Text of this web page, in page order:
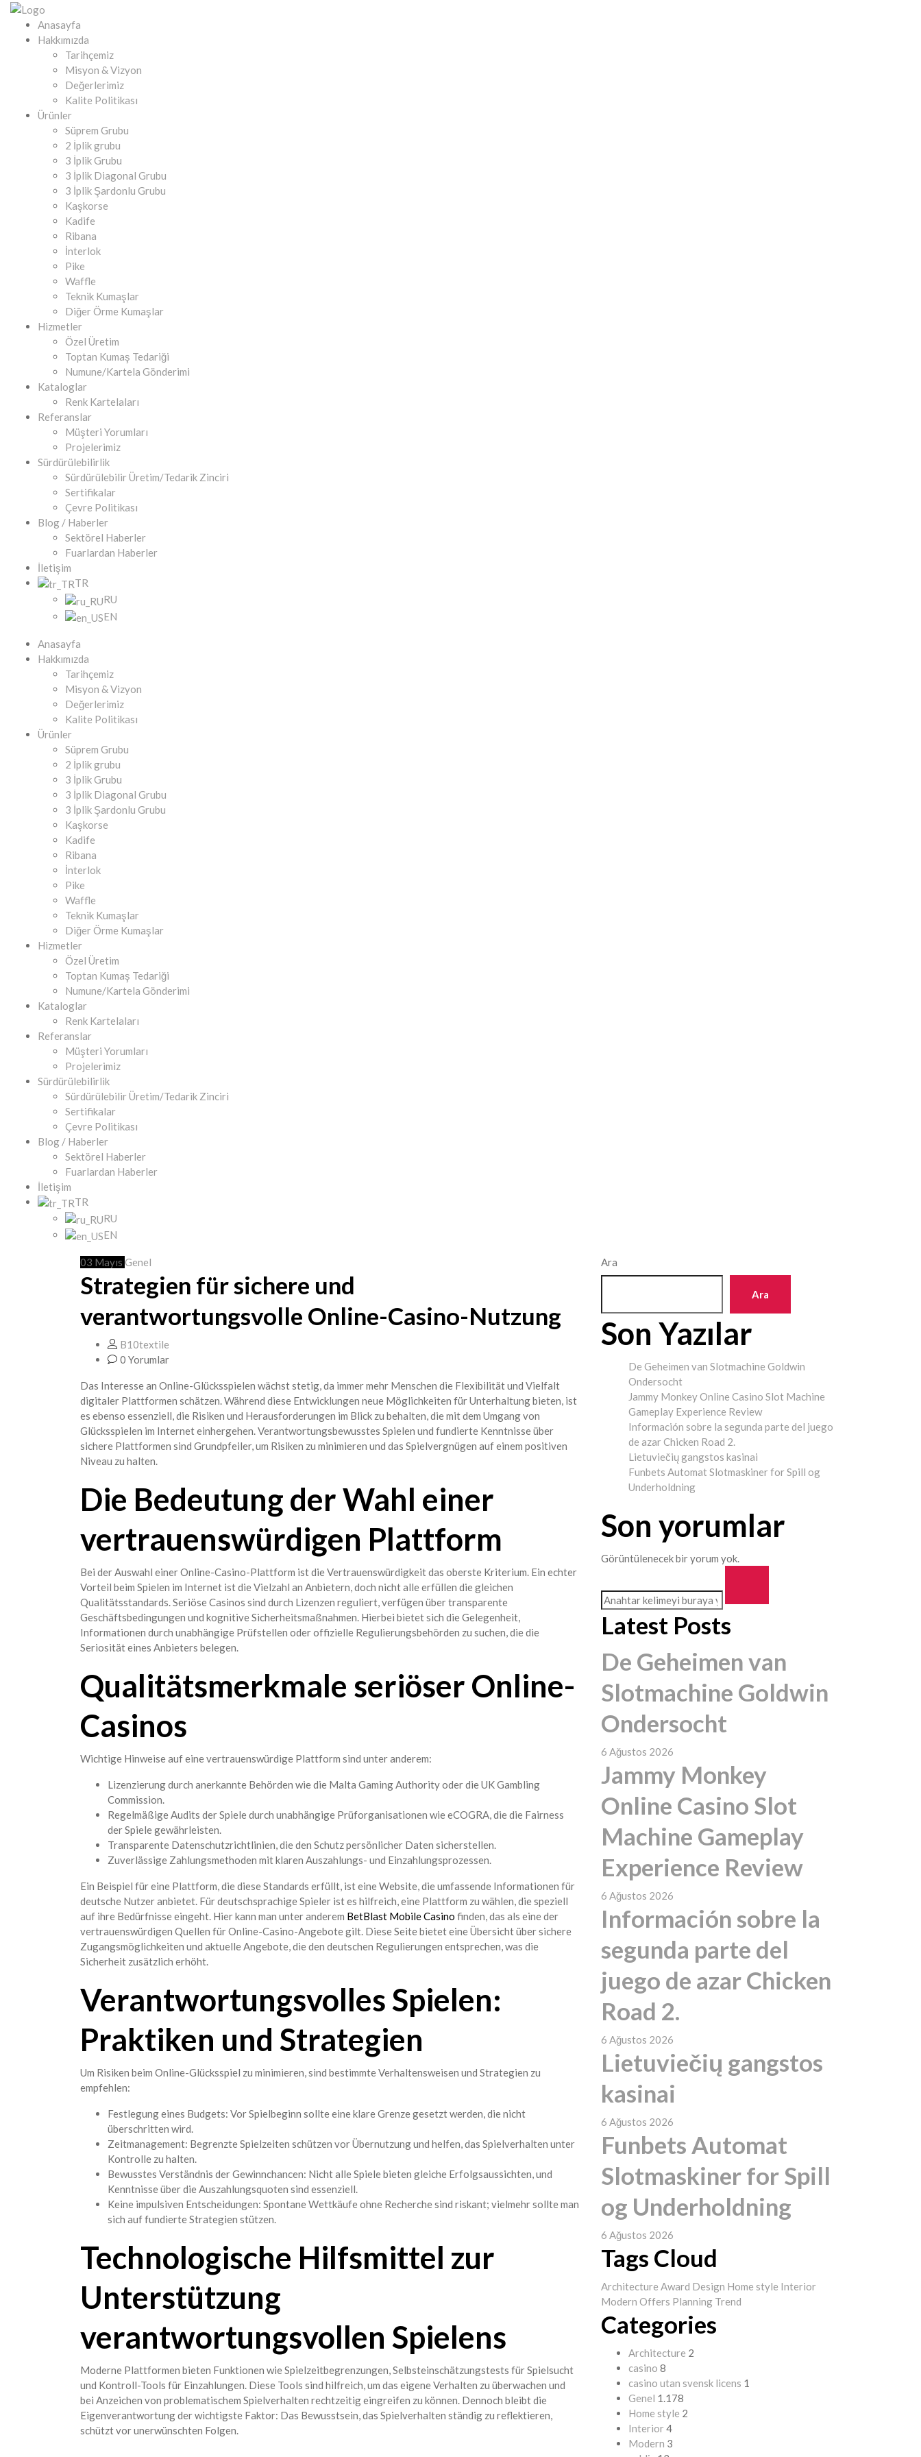
Anasayfa
Hakkımızda
Tarihçemiz
Misyon & Vizyon
Değerlerimiz
Kalite Politikası
Ürünler
Süprem Grubu
2 İplik grubu
3 İplik Grubu
3 İplik Diagonal Grubu
3 İplik Şardonlu Grubu
Kaşkorse
Kadife
Ribana
İnterlok
Pike
Waffle
Teknik Kumaşlar
Diğer Örme Kumaşlar
Hizmetler
Özel Üretim
Toptan Kumaş Tedariği
Numune/Kartela Gönderimi
Kataloglar
Renk Kartelaları
Referanslar
Müşteri Yorumları
Projelerimiz
Sürdürülebilirlik
Sürdürülebilir Üretim/Tedarik Zinciri
Sertifikalar
Çevre Politikası
Blog / Haberler
Sektörel Haberler
Fuarlardan Haberler
İletişim
TR
RU
EN
Anasayfa
Hakkımızda
Tarihçemiz
Misyon & Vizyon
Değerlerimiz
Kalite Politikası
Ürünler
Süprem Grubu
2 İplik grubu
3 İplik Grubu
3 İplik Diagonal Grubu
3 İplik Şardonlu Grubu
Kaşkorse
Kadife
Ribana
İnterlok
Pike
Waffle
Teknik Kumaşlar
Diğer Örme Kumaşlar
Hizmetler
Özel Üretim
Toptan Kumaş Tedariği
Numune/Kartela Gönderimi
Kataloglar
Renk Kartelaları
Referanslar
Müşteri Yorumları
Projelerimiz
Sürdürülebilirlik
Sürdürülebilir Üretim/Tedarik Zinciri
Sertifikalar
Çevre Politikası
Blog / Haberler
Sektörel Haberler
Fuarlardan Haberler
İletişim
TR
RU
EN
03 Mayıs Genel
Strategien für sichere und
verantwortungsvolle Online-Casino-Nutzung
B10textile
0 Yorumlar
Das Interesse an Online-Glücksspielen wächst stetig, da immer mehr Menschen die Flexibilität und Vielfalt
digitaler Plattformen schätzen. Während diese Entwicklungen neue Möglichkeiten für Unterhaltung bieten, ist
es ebenso essenziell, die Risiken und Herausforderungen im Blick zu behalten, die mit dem Umgang von
Glücksspielen im Internet einhergehen. Verantwortungsbewusstes Spielen und fundierte Kenntnisse über
sichere Plattformen sind Grundpfeiler, um Risiken zu minimieren und das Spielvergnügen auf einem positiven
Niveau zu halten.
Die Bedeutung der Wahl einer
vertrauenswürdigen Plattform
Bei der Auswahl einer Online-Casino-Plattform ist die Vertrauenswürdigkeit das oberste Kriterium. Ein echter
Vorteil beim Spielen im Internet ist die Vielzahl an Anbietern, doch nicht alle erfüllen die gleichen
Qualitätsstandards. Seriöse Casinos sind durch Lizenzen reguliert, verfügen über transparente
Geschäftsbedingungen und kognitive Sicherheitsmaßnahmen. Hierbei bietet sich die Gelegenheit,
Informationen durch unabhängige Prüfstellen oder offizielle Regulierungsbehörden zu suchen, die die
Seriosität eines Anbieters belegen.
Qualitätsmerkmale seriöser Online-
Casinos
Wichtige Hinweise auf eine vertrauenswürdige Plattform sind unter anderem:
Lizenzierung durch anerkannte Behörden wie die Malta Gaming Authority oder die UK Gambling
Commission.
Regelmäßige Audits der Spiele durch unabhängige Prüforganisationen wie eCOGRA, die die Fairness
der Spiele gewährleisten.
Transparente Datenschutzrichtlinien, die den Schutz persönlicher Daten sicherstellen.
Zuverlässige Zahlungsmethoden mit klaren Auszahlungs- und Einzahlungsprozessen.
Ein Beispiel für eine Plattform, die diese Standards erfüllt, ist eine Website, die umfassende Informationen für
deutsche Nutzer anbietet. Für deutschsprachige Spieler ist es hilfreich, eine Plattform zu wählen, die speziell
auf ihre Bedürfnisse eingeht. Hier kann man unter anderem BetBlast Mobile Casino finden, das als eine der
vertrauenswürdigen Quellen für Online-Casino-Angebote gilt. Diese Seite bietet eine Übersicht über sichere
Zugangsmöglichkeiten und aktuelle Angebote, die den deutschen Regulierungen entsprechen, was die
Sicherheit zusätzlich erhöht.
Verantwortungsvolles Spielen:
Praktiken und Strategien
Um Risiken beim Online-Glücksspiel zu minimieren, sind bestimmte Verhaltensweisen und Strategien zu
empfehlen:
Festlegung eines Budgets: Vor Spielbeginn sollte eine klare Grenze gesetzt werden, die nicht
überschritten wird.
Zeitmanagement: Begrenzte Spielzeiten schützen vor Übernutzung und helfen, das Spielverhalten unter
Kontrolle zu halten.
Bewusstes Verständnis der Gewinnchancen: Nicht alle Spiele bieten gleiche Erfolgsaussichten, und
Kenntnisse über die Auszahlungsquoten sind essenziell.
Keine impulsiven Entscheidungen: Spontane Wettkäufe ohne Recherche sind riskant; vielmehr sollte man
sich auf fundierte Strategien stützen.
Technologische Hilfsmittel zur
Unterstützung
verantwortungsvollen Spielens
Moderne Plattformen bieten Funktionen wie Spielzeitbegrenzungen, Selbsteinschätzungstests für Spielsucht
und Kontroll-Tools für Einzahlungen. Diese Tools sind hilfreich, um das eigene Verhalten zu überwachen und
bei Anzeichen von problematischem Spielverhalten rechtzeitig eingreifen zu können. Dennoch bleibt die
Eigenverantwortung der wichtigste Faktor: Das Bewusstsein, das Spielverhalten ständig zu reflektieren,
schützt vor unerwünschten Folgen.
Ara
Ara
Son Yazılar
De Geheimen van Slotmachine Goldwin
Ondersocht
Jammy Monkey Online Casino Slot Machine
Gameplay Experience Review
Información sobre la segunda parte del juego
de azar Chicken Road 2.
Lietuviečių gangstos kasinai
Funbets Automat Slotmaskiner for Spill og
Underholdning
Son yorumlar
Görüntülenecek bir yorum yok.
Latest Posts
De Geheimen van
Slotmachine Goldwin
Ondersocht
6 Ağustos 2026
Jammy Monkey
Online Casino Slot
Machine Gameplay
Experience Review
6 Ağustos 2026
Información sobre la
segunda parte del
juego de azar Chicken
Road 2.
6 Ağustos 2026
Lietuviečių gangstos
kasinai
6 Ağustos 2026
Funbets Automat
Slotmaskiner for Spill
og Underholdning
6 Ağustos 2026
Tags Cloud
Architecture Award Design Home style Interior
Modern Offers Planning Trend
Categories
Architecture 2
casino 8
casino utan svensk licens 1
Genel 1.178
Home style 2
Interior4
Modern 3